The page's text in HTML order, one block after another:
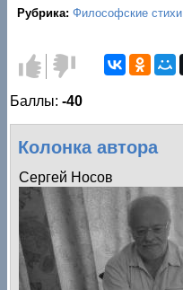
Рубрика:Философские стихи
Голос за!
Голос
против!
Баллы:-40
Колонка автора
Сергей Носов